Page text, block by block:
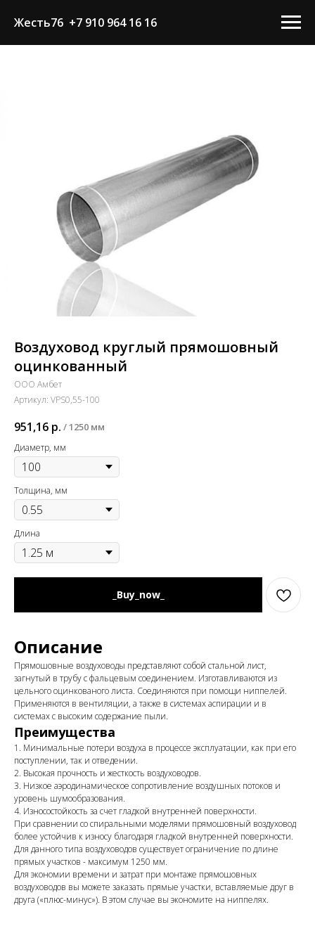
Жесть76 +7 910 964 16 16
Воздуховод круглый прямошовный
оцинкованный
ООО Амбет
Артикул: VPS0,55-100
951,16 р. / 1250 мм
Диаметр, мм
Толщина, мм
Длина
_Buy_now_
Описание
Прямошовные воздуховоды представляют собой стальной лист,
загнутый в трубу с фальцевым соединением. Изготавливаются из
цельного оцинкованого листа. Соединяются при помощи ниппелей.
Применяются в вентиляции, а также в системах аспирации и в
системах с высоким содержание пыли.
Преимущества
1. Минимальные потери воздуха в процессе эксплуатации, как при его
поступлении, так и отведении.
2. Высокая прочность и жесткость воздуховодов.
3. Низкое аэродинамическое сопротивление воздушных потоков и
уровень шумообразования.
4. Износостойкость за счет гладкой внутренней поверхности.
При сравнении со спиральными моделями прямошовный воздуховод
более устойчив к износу благодаря гладкой внутренней поверхности.
Для данного типа воздуховодов существует ограничение по длине
прямых участков - максимум 1250 мм.
Для экономии времени и затрат при монтаже прямошовных
воздуховодов вы можете заказать прямые участки, вставляемые друг в
друга («плюс-минус»). В этом случае вы экономите на ниппелях.